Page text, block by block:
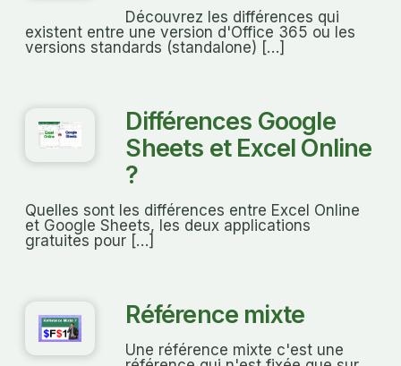
Découvrez les différences qui
existent entre une version d'Office 365 ou les
versions standards (standalone) […]
Différences Google
Sheets et Excel Online
?
Quelles sont les différences entre Excel Online
et Google Sheets, les deux applications
gratuites pour […]
Référence mixte
Une référence mixte c'est une